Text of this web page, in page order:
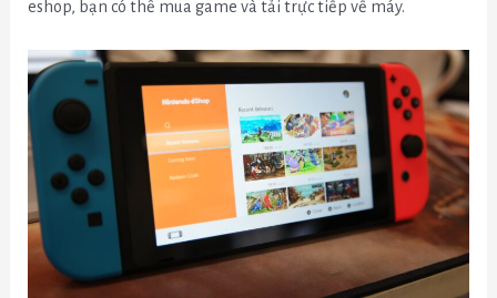
eshop, bạn có thể mua game và tải trực tiếp về máy.